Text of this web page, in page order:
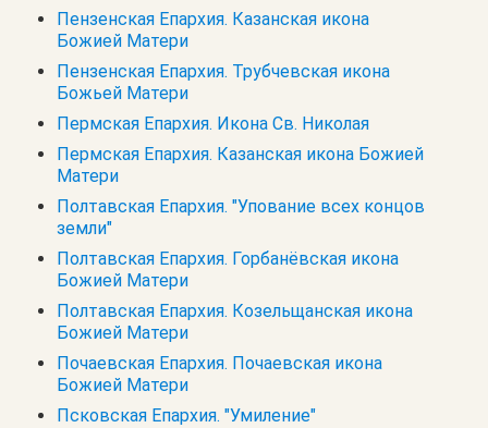
Пензенская Епархия. Казанская икона
Божией Матери
Пензенская Епархия. Трубчевская икона
Божьей Матери
Пермская Епархия. Икона Св. Николая
Пермская Епархия. Казанская икона Божией
Матери
Полтавская Епархия. "Упование всех концов
земли"
Полтавская Епархия. Горбанёвская икона
Божией Матери
Полтавская Епархия. Козельщанская икона
Божией Матери
Почаевская Епархия. Почаевская икона
Божией Матери
Псковская Епархия. "Умиление"